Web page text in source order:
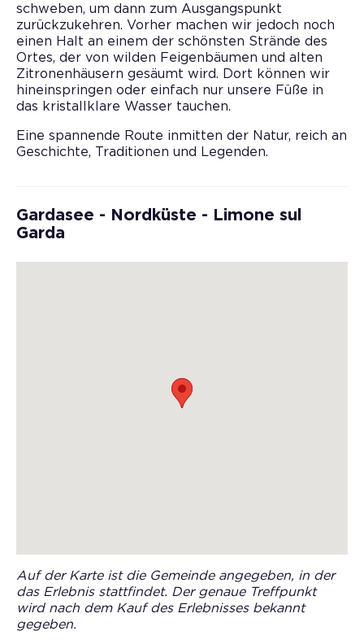
schweben, um dann zum Ausgangspunkt
zurückzukehren. Vorher machen wir jedoch noch
einen Halt an einem der schönsten Strände des
Ortes, der von wilden Feigenbäumen und alten
Zitronenhäusern gesäumt wird. Dort können wir
hineinspringen oder einfach nur unsere Füße in
das kristallklare Wasser tauchen.
Eine spannende Route inmitten der Natur, reich an
Geschichte, Traditionen und Legenden.
Gardasee - Nordküste - Limone sul
Garda
Auf der Karte ist die Gemeinde angegeben, in der
das Erlebnis stattfindet. Der genaue Treffpunkt
wird nach dem Kauf des Erlebnisses bekannt
gegeben.